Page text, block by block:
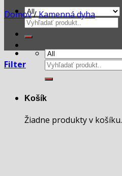
Hľadať:
Hľadať:
Košík
Žiadne produkty v košíku.
Domov/Kamenná dyha
Filter